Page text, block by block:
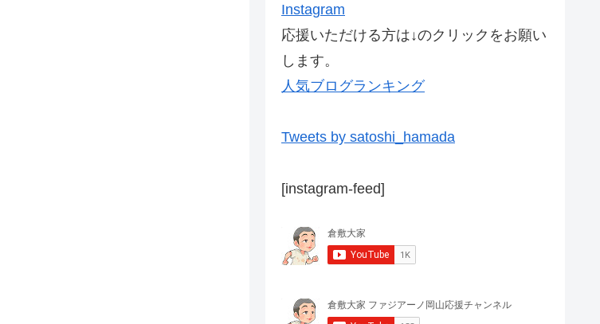
Instagram
応援いただける方は↓のクリックをお願い
します。
人気ブログランキング
Tweets by satoshi_hamada
[instagram-feed]